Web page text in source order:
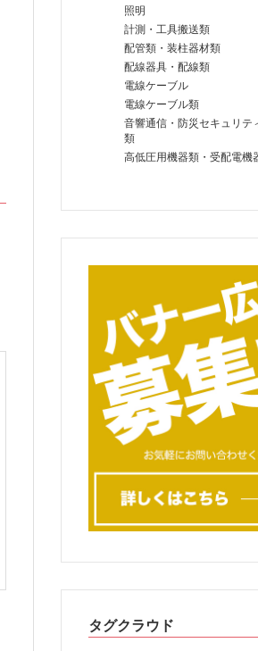
照明
計測・工具搬送類
配管類・装柱器材類
配線器具・配線類
電線ケーブル
電線ケーブル類
音響通信・防災セキュリテ
類
高低圧用機器類・受配電機
タグクラウド